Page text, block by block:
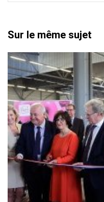
Sur le même sujet